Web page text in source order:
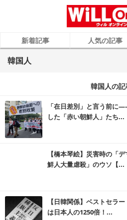
新着記事 人気の記事
韓国人
韓国人の
「在日差別」と言う前に
した「赤い朝鮮人」たち...
【橋本琴絵】災害時の「
鮮人大量虐殺」のウソ【...
【日韓関係】ベストセラ
は日本人の1250倍！...